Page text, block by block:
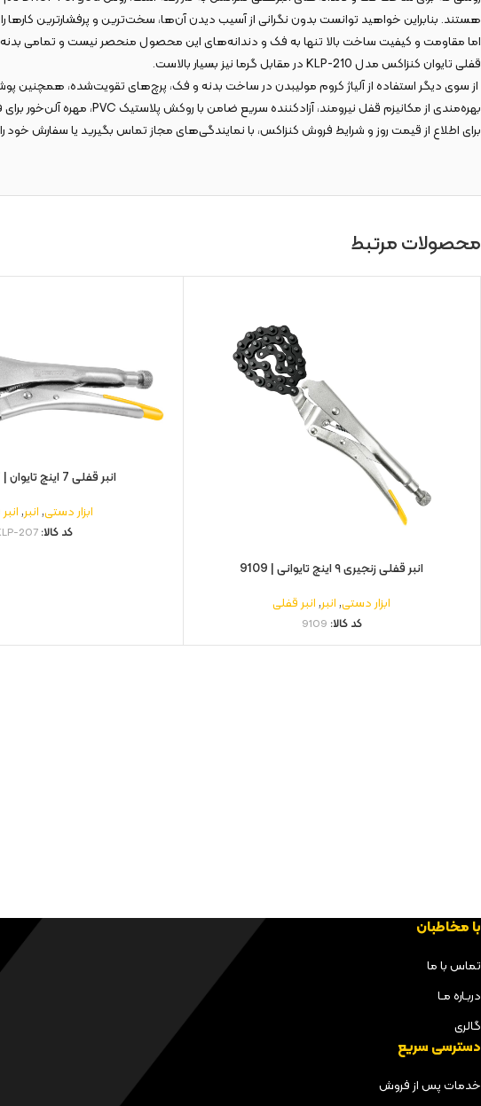
هستند. بنابراین خواهید توانست بدون نگرانی از آسیب دیدن آن‌ها، سخت‌ترین و پرفشارترین کارها
اما مقاومت و کیفیت ساخت بالا تنها به فک و دندانه‌های این محصول منحصر نیست و تمامی بدنه
قفلی تایوان کنزاکس مدل KLP-210 در مقابل گرما نیز بسیار بالاست.
از سوی دیگر استفاده از آلیاژکروممولیبدندر ساخت بدنه و فک، پرچ‌های تقویت‌شده، همچنین پوشش
بهره‌مندی از مکانیزم قفل نیرومند، آزادکننده سریع ضامن با روکش پلاستیک PVC، مهره آلن‌خور برای فشار و گیرایی بیشتر، که این محصول را به یک گزینه منحصربه‌فرد برای حرفه‌ای‌ها تبدیل ساخته است.
برای اطلاع از قیمت روز و شرایط فروش کنزاکس، با نمایندگی‌های مجاز تماس بگیرید یا سفارش خود
محصولات مرتبط
انبر قفلی زنجیری ۹ اینچ تایوانی | 9109
ابزار دستی,انبر,انبر قفلی
کد کالا: 9109
انبر قفلی 7 اینچ تایوان | KLP-207
ابزار دستی,انبر,
کد کالا: 207
با مخاطبان
تماس با ما
دربـاره مـا
گالری
دسترسی سریع
خدمات پس از فروش